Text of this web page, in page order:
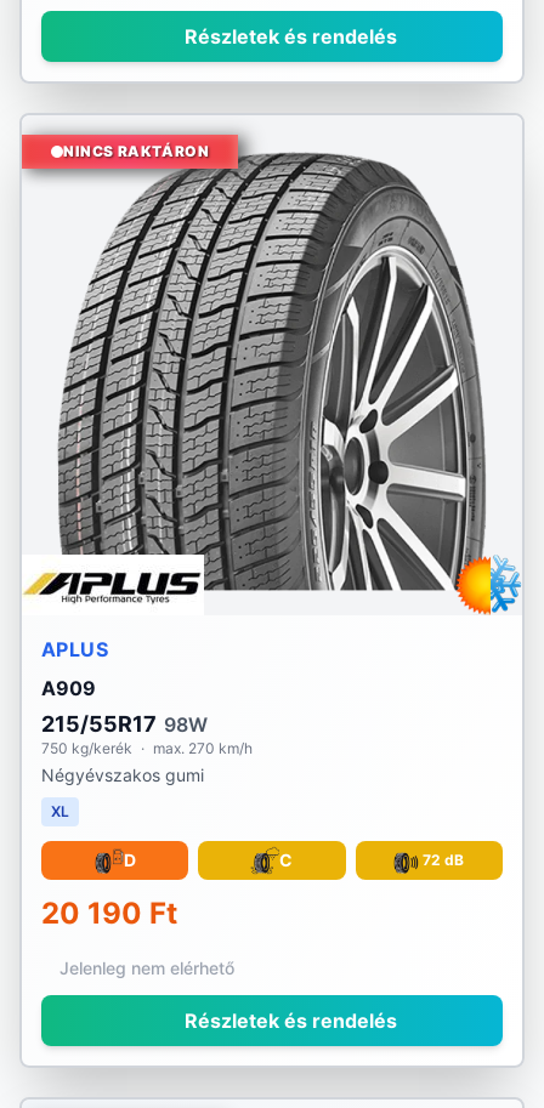
Részletek és rendelés
NINCS RAKTÁRON
APLUS
A909
215/55R17 98W
750 kg/kerék · max. 270 km/h
Négyévszakos gumi
XL
D C 72 dB
20 190 Ft
Jelenleg nem elérhető
Részletek és rendelés